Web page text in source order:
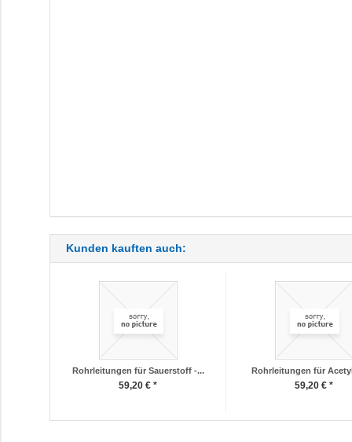
Kunden kauften auch:
Rohrleitungen für Sauerstoff -...
59,20 € *
Rohrleitungen für
59,20 € *